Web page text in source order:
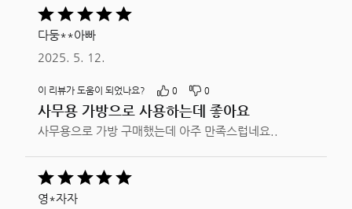
5
중
5평가됨
다둥**아빠
2025. 5. 12.
이 리뷰가 도움이 되었나요? 0 0
사무용 가방으로 사용하는데 좋아요
사무용으로 가방 구매했는데 아주 만족스럽네요..
5
중
5평가됨
영*자자